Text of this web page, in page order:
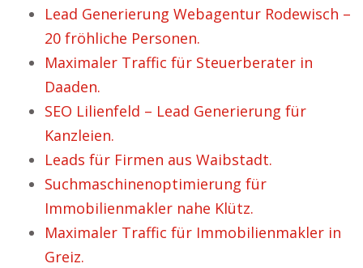
Lead Generierung Webagentur Rodewisch –
20 fröhliche Personen.
Maximaler Traffic für Steuerberater in
Daaden.
SEO Lilienfeld – Lead Generierung für
Kanzleien.
Leads für Firmen aus Waibstadt.
Suchmaschinenoptimierung für
Immobilienmakler nahe Klütz.
Maximaler Traffic für Immobilienmakler in
Greiz.